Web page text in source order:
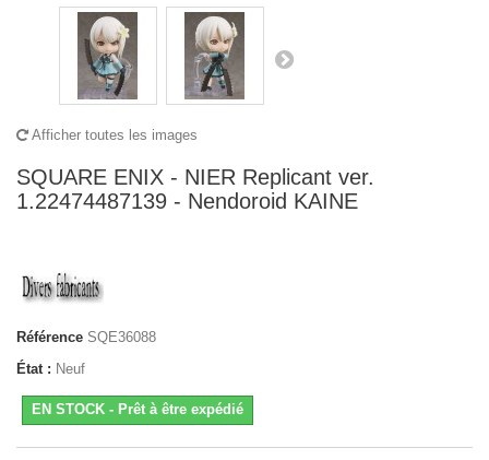
Afficher toutes les images
SQUARE ENIX - NIER Replicant ver.
1.22474487139 - Nendoroid KAINE
Référence SQE36088
État : Neuf
EN STOCK - Prêt à être expédié